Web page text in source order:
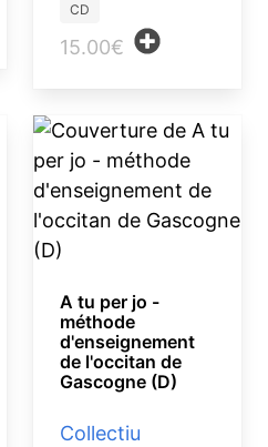
CD
15.00€
A tu per jo -
méthode
d'enseignement
de l'occitan de
Gascogne (D)
Collectiu